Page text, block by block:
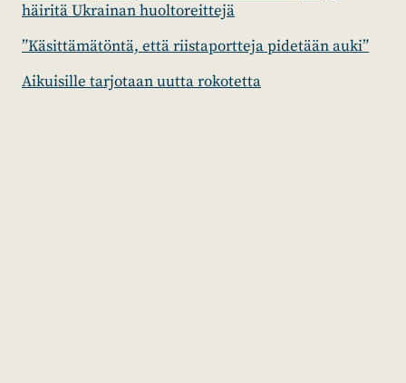
häiritä Ukrainan huoltoreittejä
”Käsittämätöntä, että riistaportteja pidetään auki”
Aikuisille tarjotaan uutta rokotetta